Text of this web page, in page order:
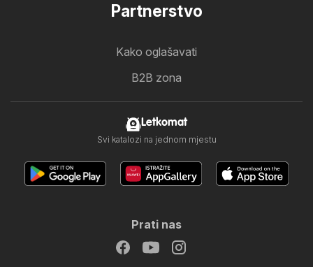
Partnerstvo
Kako oglašavati
B2B zona
Letkomat
Svi katalozi na jednom mjestu
Prati nas